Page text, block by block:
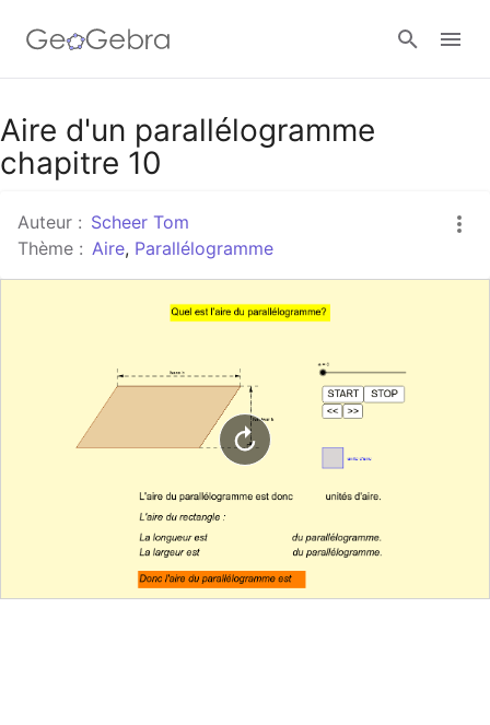
Google Classroom
Se connecter
Aire d'un parallélogramme
chapitre 10
Auteur : Scheer Tom
Thème : Aire, Parallélogramme